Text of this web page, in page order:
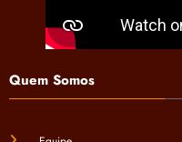
Quem Somos